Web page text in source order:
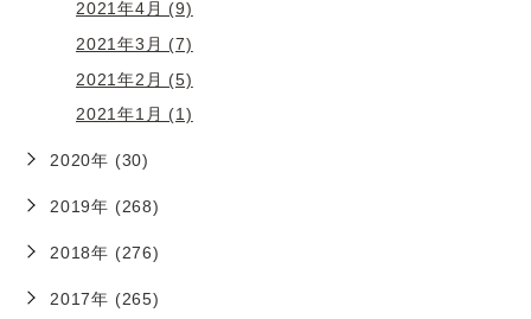
2021年4月 (9)
2021年3月 (7)
2021年2月 (5)
2021年1月 (1)
2020年 (30)
2019年 (268)
2018年 (276)
2017年 (265)